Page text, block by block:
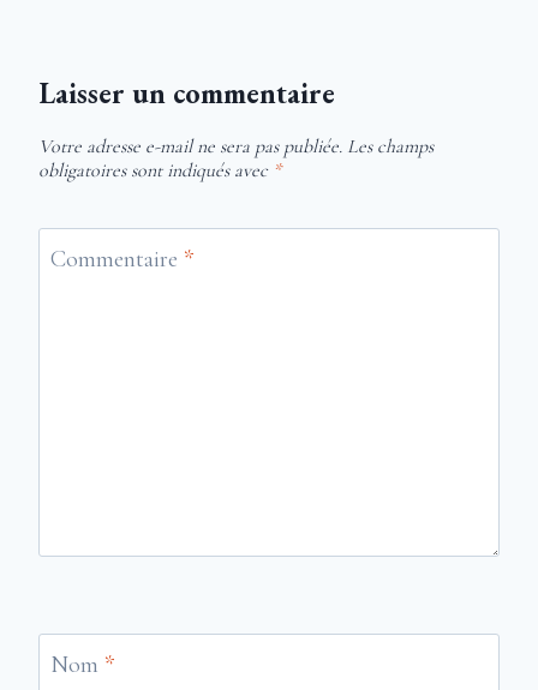
Laisser un commentaire
Votre adresse e-mail ne sera pas publiée. Les champs
obligatoires sont indiqués avec *
Commentaire *
Nom *